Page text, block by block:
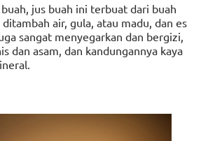
jus buah ini terbuat dari buah
air, gula, atau madu, dan es
sangat menyegarkan dan bergizi,
dan asam, dan kandungannya kaya